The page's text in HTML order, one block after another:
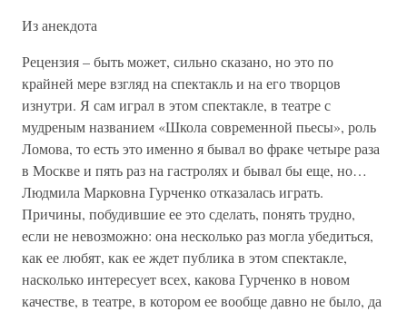
Из анекдота
Рецензия – быть может, сильно сказано, но это по
крайней мере взгляд на спектакль и на его творцов
изнутри. Я сам играл в этом спектакле, в театре с
мудреным названием «Школа современной пьесы», роль
Ломова, то есть это именно я бывал во фраке четыре раза
в Москве и пять раз на гастролях и бывал бы еще, но…
Людмила Марковна Гурченко отказалась играть.
Причины, побудившие ее это сделать, понять трудно,
если не невозможно: она несколько раз могла убедиться,
как ее любят, как ее ждет публика в этом спектакле,
насколько интересует всех, какова Гурченко в новом
качестве, в театре, в котором ее вообще давно не было, да